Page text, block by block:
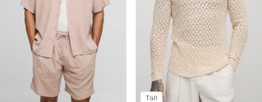
Tall